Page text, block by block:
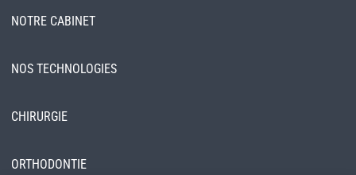
NOTRE CABINET
NOS TECHNOLOGIES
CHIRURGIE
ORTHODONTIE